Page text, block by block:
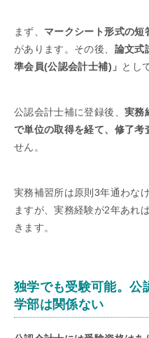
まず、 マークシート形式の短
があります。その後、 論文式
準会員(公認会計士補)」 とし
公認会計士補に登録後、 実務
で単位の取得を経て、修了考
せん。
実務補習所は原則3年通わな
ますが、実務経験が2年あれ
きます。
独学でも受験可能。公
学部は関係ない